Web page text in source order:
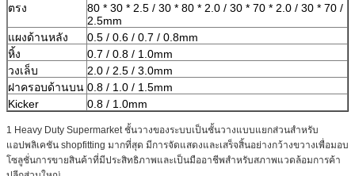
ตรง
80 * 30 * 2.5 / 30 * 80 * 2.0 / 30 * 70 * 2.0 / 30 * 70 /
2.5mm
แผงด้านหลัง
0.5 / 0.6 / 0.7 / 0.8mm
หิ้ง
0.7 / 0.8 / 1.0mm
วงเล็บ
2.0 / 2.5 / 3.0mm
ฝาครอบด้านบน 0.8 / 1.0 / 1.5mm
Kicker
0.8 / 1.0mm
1 Heavy Duty Supermarket ชั้นวางของระบบเป็นชั้นวางแบบแยกส่วนสำหรับ
แอปพลิเคชัน shopfitting มากที่สุด มีการจัดแสดงและเสร็จสิ้นอย่างกว้างขวางเพื่อมอบ
โซลูชั่นการขายสินค้าที่มีประสิทธิภาพและเป็นมืออาชีพสำหรับสภาพแวดล้อมการค้า